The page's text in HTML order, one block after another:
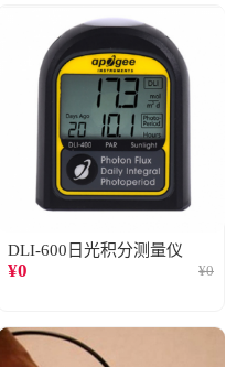
DLI-600日光积分测量仪
¥0 ¥0